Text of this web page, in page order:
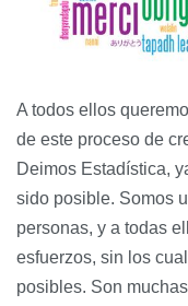
A todos ellos
de este proceso de
Deimos Estadística,
sido posible. Somos
personas, y a todas
esfuerzos, sin los
posibles. Son